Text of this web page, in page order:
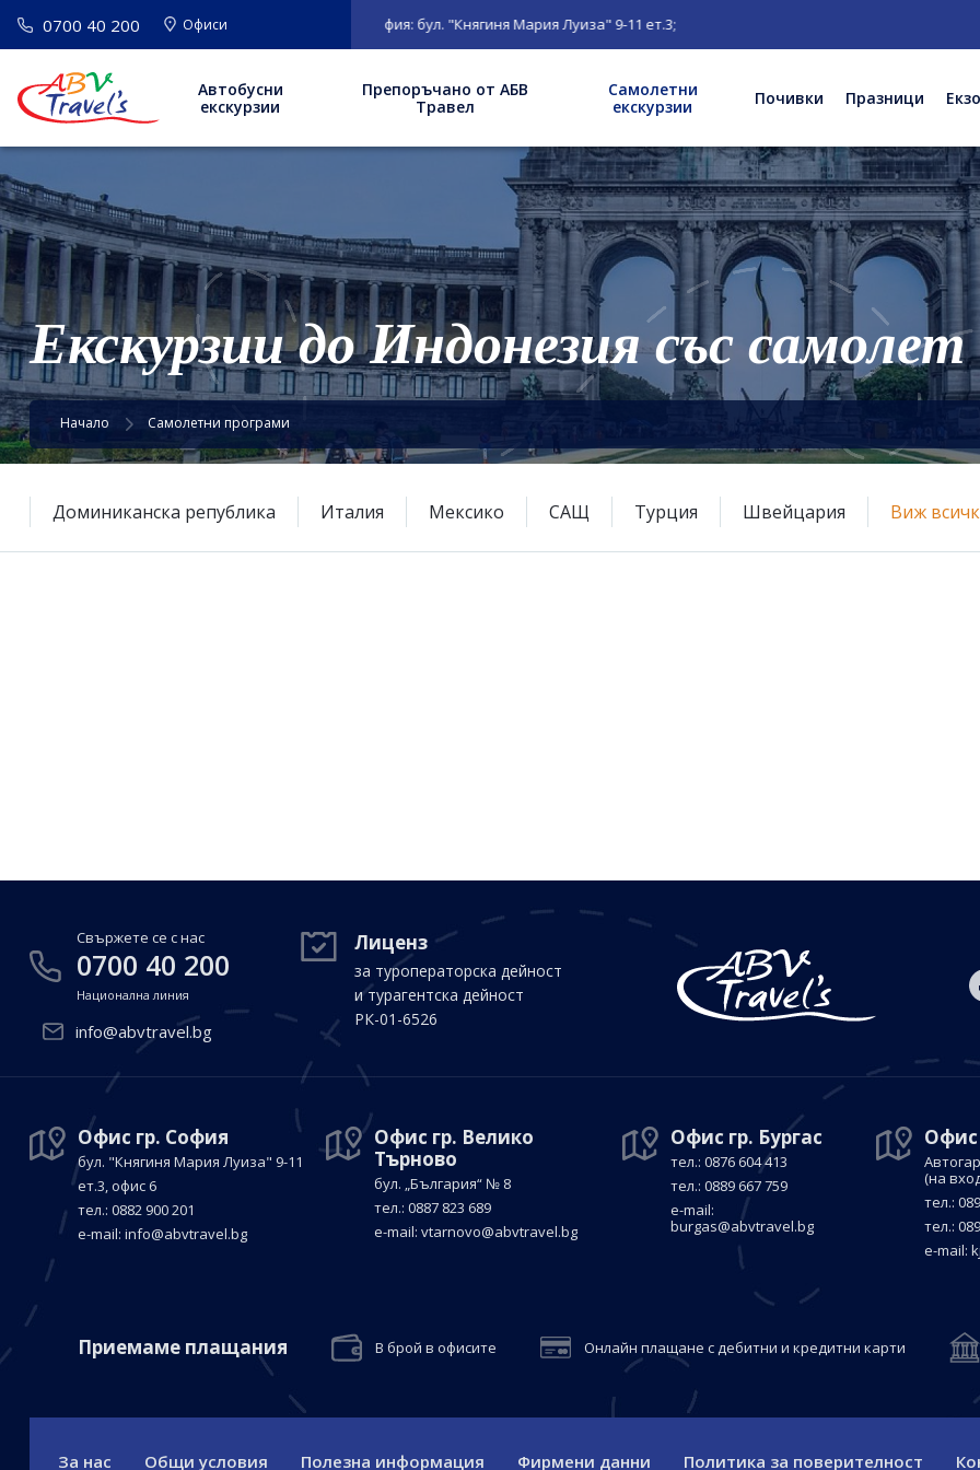
0700 40 200 Офиси
ВАЖНО : Нов адрес на офис София: бул. "Княгиня Мария Луиза" 9-11 ет.3;
Автобусни
екскурзии
Препоръчано от АБВ
Травел
Самолетни
екскурзии
Почивки Празници
Екскурзии до Индонезия със самолет
Начало Самолетни програми
Доминиканска република Италия Мексико САЩ Турция Швейцария Виж
Свържете се с нас
0700 40 200
Национална линия
info@abvtravel.bg
Лиценз
за туроператорска дейност
и турагентска дейност
РК-01-6526
Офис гр. София
бул. "Княгиня Мария Луиза" 9-11
ет.3, офис 6
тел.: 0882 900 201
е-mail: info@abvtravel.bg
Офис гр. Велико
Търново
бул. „България“ № 8
тел.: 0887 823 689
е-mail: vtarnovo@abvtravel.bg
Офис гр. Бургас
тел.: 0876 604 413
тел.: 0889 667 759
е-mail:
burgas@abvtravel.bg
Офис
(на
тел.:
тел.:
е-mail:
Приемaме плащания В брой в офисите Онлайн плащане с дебитни и кредитни карти
За нас Общи условия Полезна информация Фирмени данни Политика за поверителност